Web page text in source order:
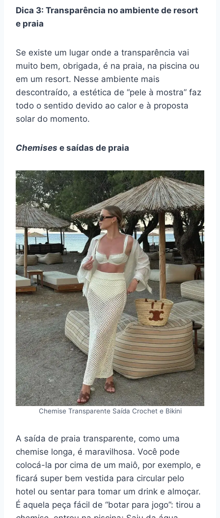
Dica 3: Transparência no ambiente de resort
e praia
Se existe um lugar onde a transparência vai
muito bem, obrigada, é na praia, na piscina ou
em um resort. Nesse ambiente mais
descontraído, a estética de “pele à mostra” faz
todo o sentido devido ao calor e à proposta
solar do momento.
Chemises e saídas de praia
Chemise Transparente Saída Crochet e Bikini
A saída de praia transparente, como uma
chemise longa, é maravilhosa. Você pode
colocá-la por cima de um maiô, por exemplo, e
ficará super bem vestida para circular pelo
hotel ou sentar para tomar um drink e almoçar.
É aquela peça fácil de “botar para jogo”: tirou a